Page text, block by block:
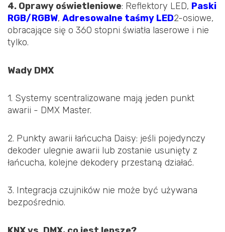
4. Oprawy oświetleniowe: Reflektory LED, Paski
RGB/RGBW, Adresowalne taśmy LED2-osiowe,
obracające się o 360 stopni światła laserowe i nie
tylko.
Wady DMX
1. Systemy scentralizowane mają jeden punkt
awarii - DMX Master.
2. Punkty awarii łańcucha Daisy: jeśli pojedynczy
dekoder ulegnie awarii lub zostanie usunięty z
łańcucha, kolejne dekodery przestaną działać.
3. Integracja czujników nie może być używana
bezpośrednio.